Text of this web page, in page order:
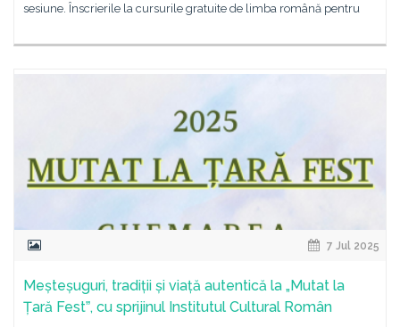
sesiune. Înscrierile la cursurile gratuite de limba română pentru
7 Jul 2025
Meșteșuguri, tradiții și viață autentică la „Mutat la
Țară Festˮ, cu sprijinul Institutul Cultural Român